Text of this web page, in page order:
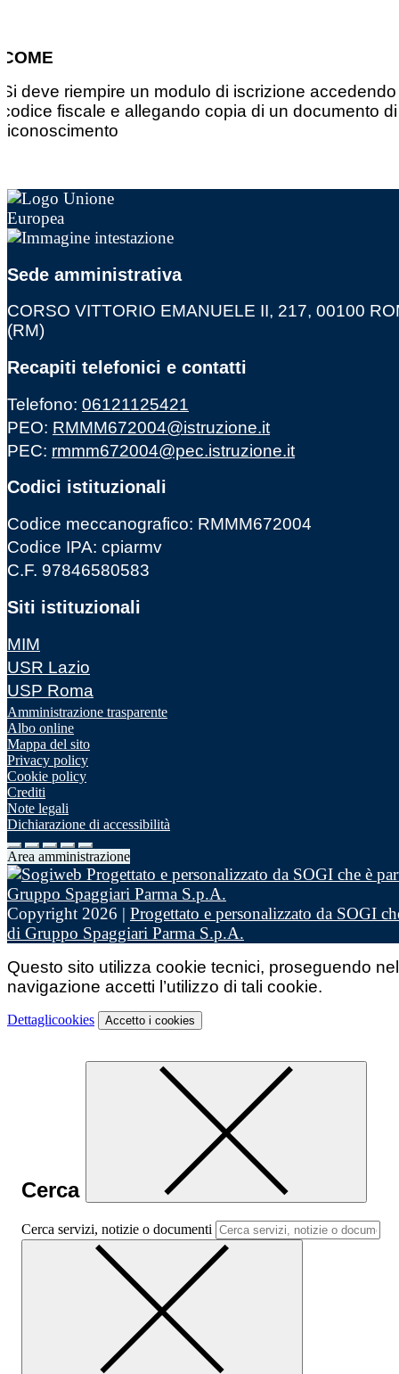
COME
Si deve riempire un modulo di iscrizione
codice fiscale e allegando copia di un documento di
riconoscimento
Sede amministrativa
CORSO VITTORIO EMANUELE II, 217, 00100
(RM)
Recapiti telefonici e contatti
Telefono: 06121125421
PEO: RMMM672004@istruzione.it
PEC: rmmm672004@pec.istruzione.it
Codici istituzionali
Codice meccanografico: RMMM672004
Codice IPA: cpiarmv
C.F. 97846580583
Siti istituzionali
MIM
USR Lazio
USP Roma
Amministrazione trasparente
Albo online
Mappa del sito
Privacy policy
Cookie policy
Crediti
Note legali
Dichiarazione di accessibilità
Area amministrazione
Copyright 2026 | Progettato e personalizzato da SOGI
di Gruppo Spaggiari Parma S.p.A.
Questo sito utilizza cookie tecnici, proseguendo
navigazione accetti l’utilizzo di tali cookie.
Dettaglicookies Accetto i cookies
Cerca
Cerca servizi, notizie o documenti